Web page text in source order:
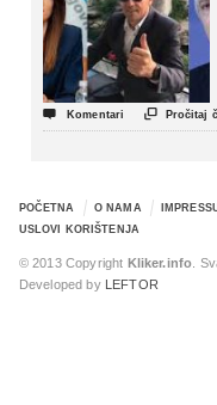
 Komentari  Pročitaj
POČETNA O NAMA
USLOVI KORIŠTENJA
© 2013 Copyright Kliker.info .
Developed by
LEFTOR